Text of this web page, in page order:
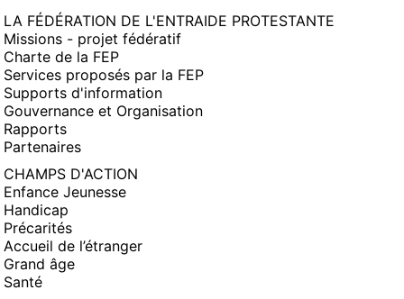
LA FÉDÉRATION DE L'ENTRAIDE PROTESTANTE
Missions - projet fédératif
Charte de la FEP
Services proposés par la FEP
Supports d'information
Gouvernance et Organisation
Rapports
Partenaires
CHAMPS D'ACTION
Enfance Jeunesse
Handicap
Précarités
Accueil de l’étranger
Grand âge
Santé